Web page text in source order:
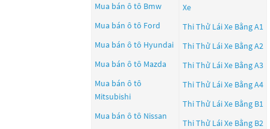
Mua bán ô tô Bmw
Mua bán ô tô Ford
Mua bán ô tô Hyundai
Mua bán ô tô Mazda
Mua bán ô tô
Mitsubishi
Mua bán ô tô Nissan
Xe
Thi Thử Lái Xe Bằng A1
Thi Thử Lái Xe Bằng A2
Thi Thử Lái Xe Bằng A3
Thi Thử Lái Xe Bằng A4
Thi Thử Lái Xe Bằng B1
Thi Thử Lái Xe Bằng B2